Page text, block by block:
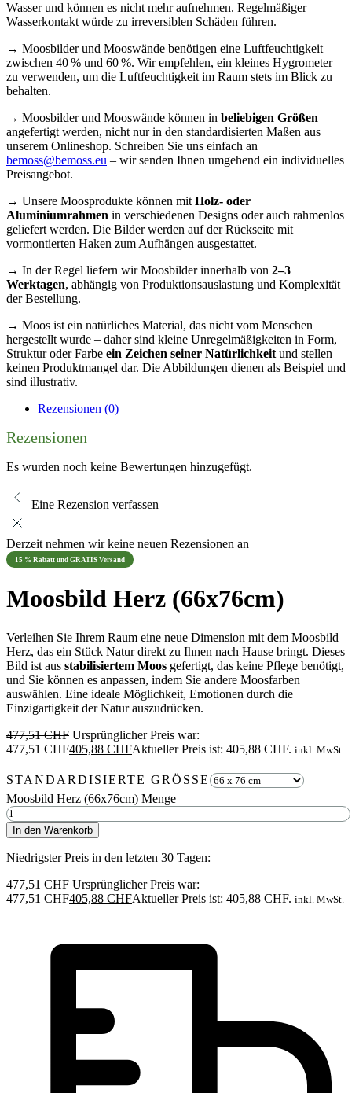
Wasser und können es nicht mehr aufnehmen. Regelmäßiger
Wasserkontakt würde zu irreversiblen Schäden führen.
→ Moosbilder und Mooswände benötigen eine Luftfeuchtigkeit
zwischen 40 % und 60 %. Wir empfehlen, ein kleines Hygrometer
zu verwenden, um die Luftfeuchtigkeit im Raum stets im Blick zu
behalten.
→ Moosbilder und Mooswände können in beliebigen Größen
angefertigt werden, nicht nur in den standardisierten Maßen aus
unserem Onlineshop. Schreiben Sie uns einfach an
bemoss@bemoss.eu – wir senden Ihnen umgehend ein individuelles
Preisangebot.
→ Unsere Moosprodukte können mit Holz- oder
Aluminiumrahmen in verschiedenen Designs oder auch rahmenlos
geliefert werden. Die Bilder werden auf der Rückseite mit
vormontierten Haken zum Aufhängen ausgestattet.
→ In der Regel liefern wir Moosbilder innerhalb von 2–3
Werktagen, abhängig von Produktionsauslastung und Komplexität
der Bestellung.
→ Moos ist ein natürliches Material, das nicht vom Menschen
hergestellt wurde – daher sind kleine Unregelmäßigkeiten in Form,
Struktur oder Farbe ein Zeichen seiner Natürlichkeit und stellen
keinen Produktmangel dar. Die Abbildungen dienen als Beispiel und
sind illustrativ.
Rezensionen (0)
Rezensionen
Es wurden noch keine Bewertungen hinzugefügt.
Eine Rezension verfassen
Derzeit nehmen wir keine neuen Rezensionen an
15 % Rabatt und GRATIS Versand
Moosbild Herz (66x76cm)
Verleihen Sie Ihrem Raum eine neue Dimension mit dem Moosbild
Herz, das ein Stück Natur direkt zu Ihnen nach Hause bringt. Dieses
Bild ist aus stabilisiertem Moos gefertigt, das keine Pflege benötigt,
und Sie können es anpassen, indem Sie andere Moosfarben
auswählen. Eine ideale Möglichkeit, Emotionen durch die
Einzigartigkeit der Natur auszudrücken.
477,51CHF Ursprünglicher Preis war:
477,51 CHF405,88 CHFAktueller Preis ist: 405,88 CHF. inkl. MwSt.
STANDARDISIERTE GRÖSSE
Moosbild Herz (66x76cm) Menge
In den Warenkorb
Niedrigster Preis in den letzten 30 Tagen:
477,51CHF Ursprünglicher Preis war:
477,51 CHF405,88 CHFAktueller Preis ist: 405,88 CHF. inkl. MwSt.